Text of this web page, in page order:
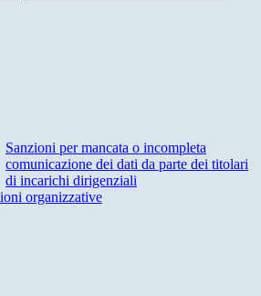
Sanzioni per mancata o incompleta
comunicazione dei dati da parte dei titolari
di incarichi dirigenziali
organizzative